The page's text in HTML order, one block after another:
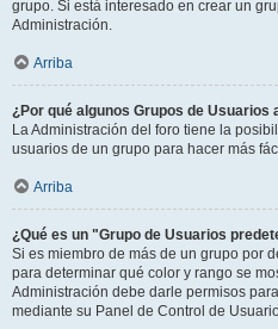
grupo. Si está interesado en crear un
Administración.
Arriba
¿Por qué algunos Grupos de
La Administración del foro tiene la
usuarios de un grupo para hacer más
Arriba
¿Qué es un "Grupo de Usuarios
Si es miembro de más de un grupo por
para determinar qué color y rango se
Administración debe darle permisos
mediante su Panel de Control de